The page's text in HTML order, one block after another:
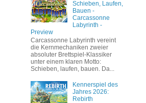
Schieben, Laufen,
Bauen -
Carcassonne
Labyrinth -
Preview
Carcassonne Labyrinth vereint
die Kernmechaniken zweier
absoluter Brettspiel-Klassiker
unter einem klaren Motto:
Schieben, laufen, bauen. Da...
Kennerspiel des
Jahres 2026:
Rebirth